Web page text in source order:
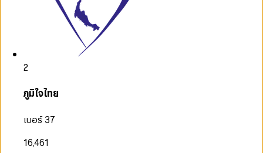
2
ภูมิใจไทย
เบอร์ 37
16,461